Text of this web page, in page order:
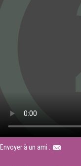
Envoyer à un ami :